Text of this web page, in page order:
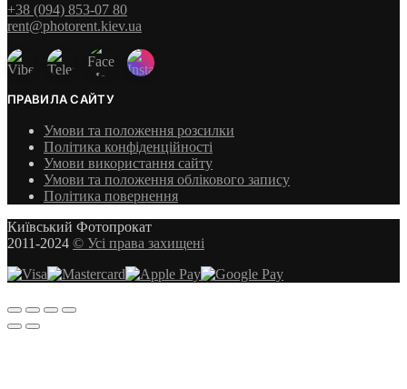
+38 (094) 853-07 80
rent@photorent.kiev.ua
ПРАВИЛА САЙТУ
Умови та положення розсилки
Політика конфіденційності
Умови використання сайту
Умови та положення облікового запису
Політика повернення
Київський Фотопрокат
2011-2024 © Усі права захищені